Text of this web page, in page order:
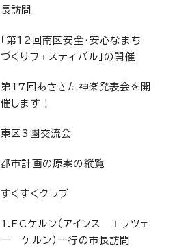
長訪問
「第12回南区安全・安心なまち
づくりフェスティバル」の開催
第17回あさきた神楽発表会を開
催します！
東区3園交流会
都市計画の原案の縦覧
すくすくクラブ
1.FCケルン（アインス エフツェ
ー ケルン）一行の市長訪問